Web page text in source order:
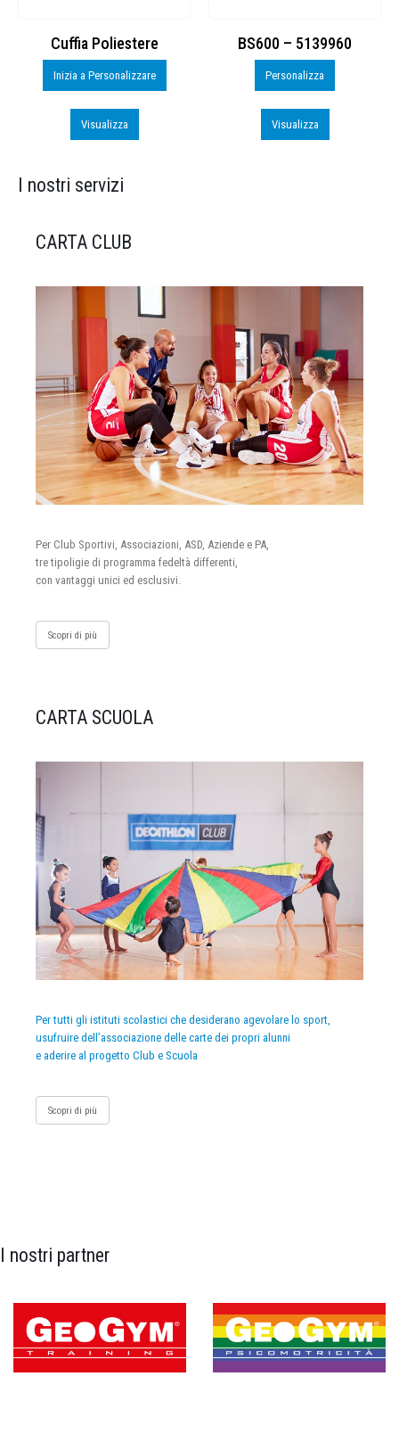
Cuffia Poliestere
Inizia a Personalizzare
Visualizza
BS600 – 5139960
Personalizza
Visualizza
I nostri servizi
CARTA CLUB
Per Club Sportivi, Associazioni, ASD, Aziende e PA,
tre tipoligie di programma fedeltà differenti,
con vantaggi unici ed esclusivi.
Scopri di più
CARTA SCUOLA
Per tutti gli istituti scolastici che desiderano agevolare lo sport,
usufruire dell’associazione delle carte dei propri alunni
e aderire al progetto Club e Scuola
Scopri di più
I nostri partner